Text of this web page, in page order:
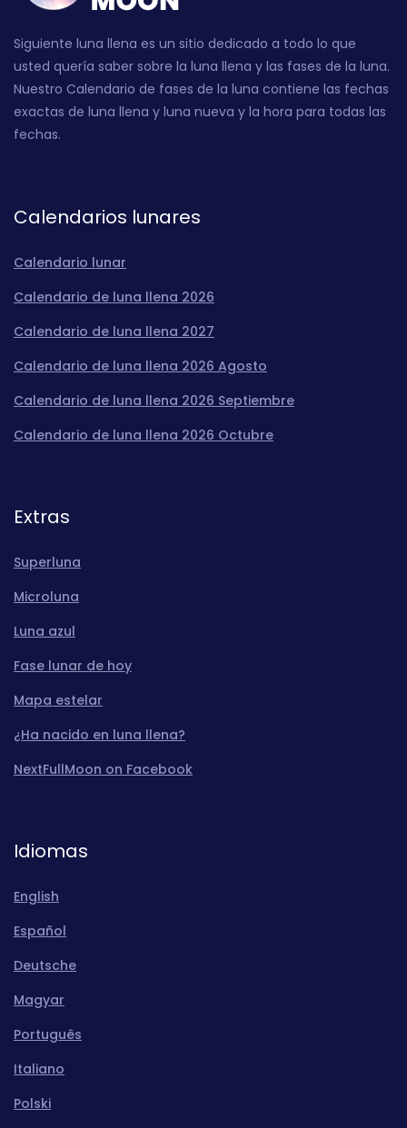
Siguiente luna llena es un sitio dedicado a todo lo que
usted quería saber sobre la luna llena y las fases de la luna.
Nuestro Calendario de fases de la luna contiene las fechas
exactas de luna llena y luna nueva y la hora para todas las
fechas.
Calendarios lunares
Calendario lunar
Calendario de luna llena 2026
Calendario de luna llena 2027
Calendario de luna llena 2026 Agosto
Calendario de luna llena 2026 Septiembre
Calendario de luna llena 2026 Octubre
Extras
Superluna
Microluna
Luna azul
Fase lunar de hoy
Mapa estelar
¿Ha nacido en luna llena?
NextFullMoon on Facebook
Idiomas
English
Español
Deutsche
Magyar
Português
Italiano
Polski